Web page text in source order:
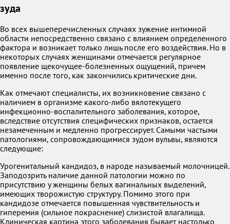
зуда
Во всех вышеперечисленных случаях зужение интимной
области непосредственно связано с влиянием определенного
фактора и возникает только лишь после его воздействия. Но в
некоторых случаях женщинами отмечается регулярное
появление щекочущее-болезненных ощущений, причем
именно после того, как закончились критические дни.
Как отмечают специалисты, их возникновение связано с
наличием в организме какого-либо вялотекущего
инфекционно-воспалительного заболевания, которое,
вследствие отсутствия специфических признаков, остается
незамеченным и медленно прогрессирует. Самыми частыми
патологиями, сопровождающимися зудом вульвы, являются
следующие:
Урогенитальный кандидоз, в народе называемый молочницей.
Заподозрить наличие данной патологии можно по
присутствию у женщины белых вагинальных выделений,
имеющих творожистую структуру. Помимо этого при
кандидозе отмечается повышенная чувствительность и
гиперемия (сильное покраснение) слизистой влагалища.
Клиническая картина этого заболевания бывает настолько